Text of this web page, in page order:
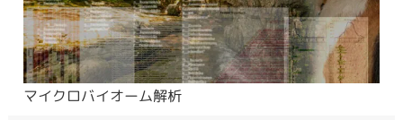
マイクロバイオーム解析